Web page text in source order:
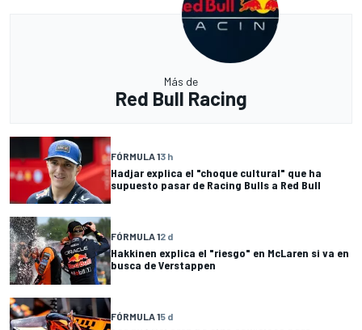
Más de
Red Bull Racing
FÓRMULA 13 h
Hadjar explica el "choque cultural" que ha
supuesto pasar de Racing Bulls a Red Bull
FÓRMULA 12 d
Hakkinen explica el "riesgo" en McLaren si va en
busca de Verstappen
FÓRMULA 15 d